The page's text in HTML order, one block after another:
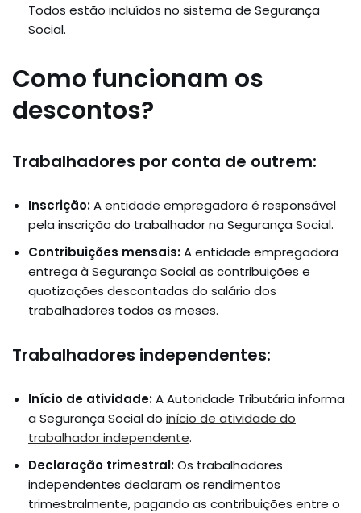
Todos estão incluídos no sistema de Segurança
Social.
Como funcionam os
descontos?
Trabalhadores por conta de outrem:
Inscrição:A entidade empregadora é responsável
pela inscrição do trabalhador na Segurança Social.
Contribuições mensais:A entidade empregadora
entrega à Segurança Social as contribuições e
quotizações descontadas do salário dos
trabalhadores todos os meses.
Trabalhadores independentes:
Início de atividade:A Autoridade Tributária informa
a Segurança Social do início de atividade do
trabalhador independente.
Declaração trimestral:Os trabalhadores
independentes declaram os rendimentos
trimestralmente, pagando as contribuições entre o